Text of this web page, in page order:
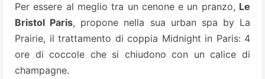
Per essere al meglio tra un cenone e un pranzo, Le
Bristol Paris, propone nella sua urban spa by La
Prairie, il trattamento di coppia Midnight in Paris: 4
ore di coccole che si chiudono con un calice di
champagne.